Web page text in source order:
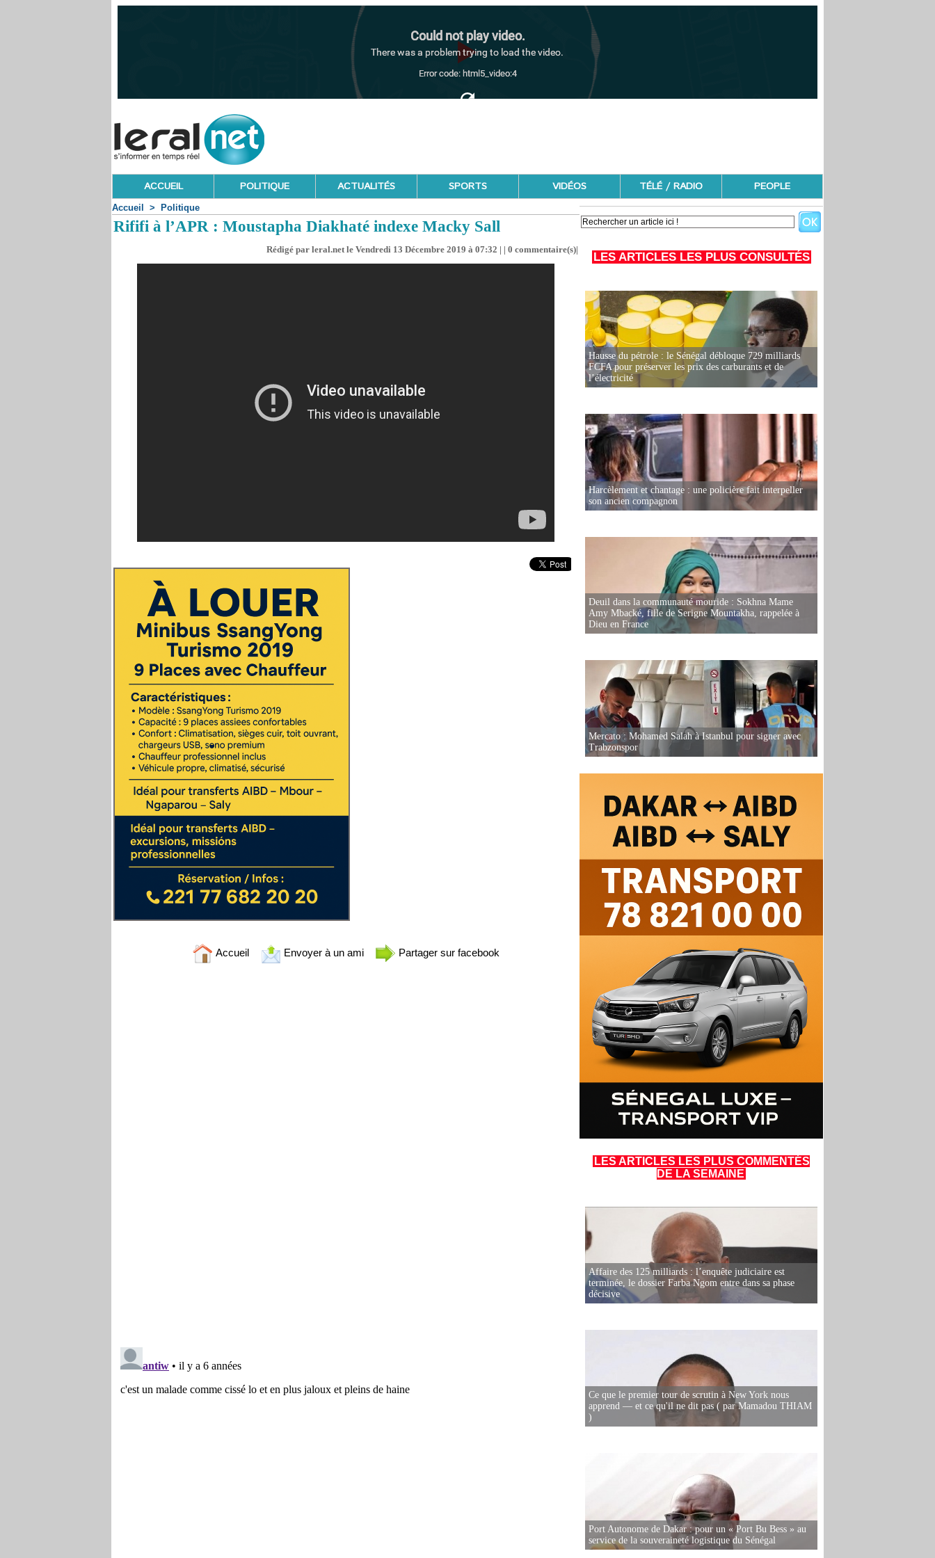
ACCUEIL POLITIQUE ACTUALITÉS SPORTS VIDÉOS TÉLÉ / RADIO PEOPLE
Accueil > Politique
Rififi à l’APR : Moustapha Diakhaté indexe Macky Sall
Rédigé par leral.net le Vendredi 13 Décembre 2019 à 07:32 | | 0 commentaire(s)|
Accueil Envoyer à un ami Partager sur facebook
LES ARTICLES LES PLUS CONSULTÉS
Hausse du pétrole : le Sénégal débloque 729 milliards
FCFA pour préserver les prix des carburants et de
l’électricité
Harcèlement et chantage : une policière fait interpeller
son ancien compagnon
Deuil dans la communauté mouride : Sokhna Mame
Amy Mbacké, fille de Serigne Mountakha, rappelée à
Dieu en France
Mercato : Mohamed Salah à Istanbul pour signer avec
Trabzonspor
LES ARTICLES LES PLUS COMMENTÉS
DE LA SEMAINE
Affaire des 125 milliards : l’enquête judiciaire est
terminée, le dossier Farba Ngom entre dans sa phase
décisive
Ce que le premier tour de scrutin à New York nous
apprend — et ce qu'il ne dit pas ( par Mamadou THIAM
)
Port Autonome de Dakar : pour un « Port Bu Bess » au
service de la souveraineté logistique du Sénégal